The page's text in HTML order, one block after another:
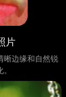
片
晰边缘和自然锐